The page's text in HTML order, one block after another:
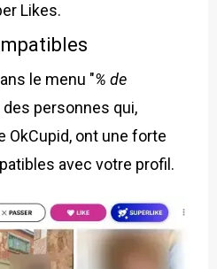
Likes.
le menu "% de
des personnes qui,
OkCupid, ont une forte
avec votre profil.